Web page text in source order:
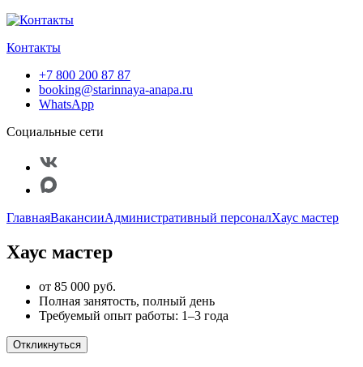
Контакты
+7 800 200 87 87
booking@starinnaya-anapa.ru
WhatsApp
Социальные сети
ГлавнаяВакансииАдминистративный персоналХаус мастер
Хаус мастер
от 85 000 руб.
Полная занятость, полный день
Требуемый опыт работы: 1–3 года
Откликнуться